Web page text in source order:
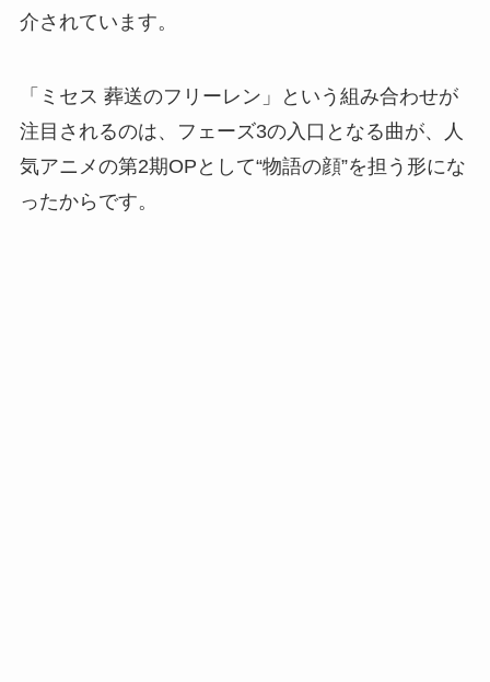
介されています。
「ミセス 葬送のフリーレン」という組み合わせが
注目されるのは、フェーズ3の入口となる曲が、人
気アニメの第2期OPとして“物語の顔”を担う形にな
ったからです。